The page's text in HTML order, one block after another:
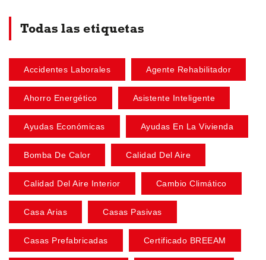
Todas las etiquetas
Accidentes Laborales Agente Rehabilitador
Ahorro Energético Asistente Inteligente
Ayudas Económicas Ayudas En La Vivienda
Bomba De Calor Calidad Del Aire
Calidad Del Aire Interior Cambio Climático
Casa Arias Casas Pasivas
Casas Prefabricadas Certificado BREEAM